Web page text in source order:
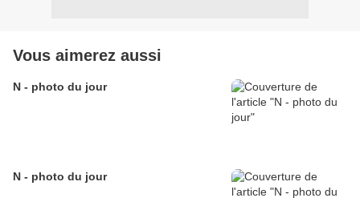
Vous aimerez aussi
N - photo du jour
N - photo du jour